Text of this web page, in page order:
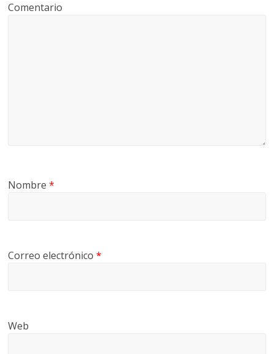
Comentario
Nombre*
Correo electrónico*
Web